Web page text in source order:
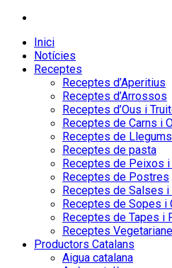
Inici
Notícies
Receptes
Receptes d’Aperitius
Receptes d’Arrossos
Receptes d’Ous i
Receptes de Carns i
Receptes de
Receptes de pasta
Receptes de Peixos
Receptes de Postres
Receptes de Salses i
Receptes de Sopes i
Receptes de Tapes i
Receptes
Productors Catalans
Aigua catalana